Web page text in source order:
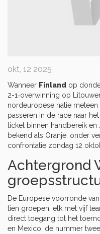
okt, 12 2025
Wanneer Finland op
2-1‑overwinning op
nordeuropese natie
passeren in de race naar
ticket binnen handbereik
bekend als Oranje, onder
confrontatie zondag 12
Achtergrond
De Europese voorronde
tien groepen, elk met vijf
direct toegang tot het
en Mexico; de nummer